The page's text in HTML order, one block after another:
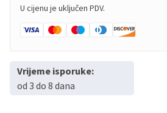
U cijenu je uključen PDV.
Vrijeme isporuke:
od 3 do 8 dana